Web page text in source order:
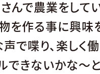
んで農業をして
を作る事に興味
声で喋り、楽し
できないかな～と